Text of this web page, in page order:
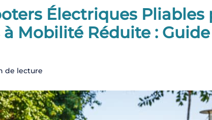
Électriques Pliables
Mobilité Réduite :